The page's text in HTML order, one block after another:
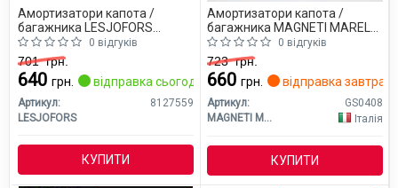
Амортизатори капота /
багажника LESJOFORS
8127559
0 відгуків
701грн.
640 грн. відправка сьогодні
Артикул:
8127559
LESJOFORS
КУПИТИ
Амортизатори капота /
багажника MAGNETI MARELLI
GS0408
0 відгуків
723грн.
660 грн. відправка завтра
Артикул:
GS0408
MAGNETI MARELLI
Італія
КУПИТИ